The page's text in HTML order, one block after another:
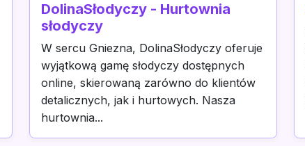
DolinaSłodyczy - Hurtownia
słodyczy
W sercu Gniezna, DolinaSłodyczy oferuje
wyjątkową gamę słodyczy dostępnych
online, skierowaną zarówno do klientów
detalicznych, jak i hurtowych. Nasza
hurtownia...